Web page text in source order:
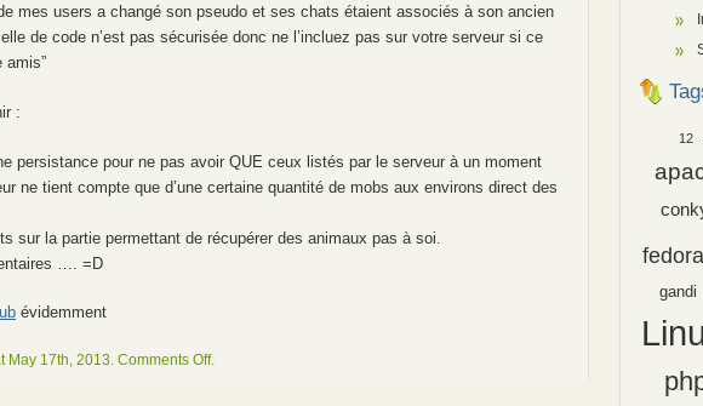
mes users a changé son pseudo et ses chats étaient associés à son ancien
de code n’est pas sécurisée donc ne l’incluez pas sur votre serveur si ce
amis”
:
persistance pour ne pas avoir QUE ceux listés par le serveur à un moment
ne tient compte que d’une certaine quantité de mobs aux environs direct des
sur la partie permettant de récupérer des animaux pas à soi.
…. =D
évidemment
May 17th, 2013.Comments Offon
.
12
fedora
gandi